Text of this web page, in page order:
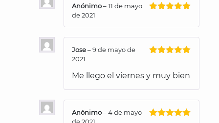
con5de 5
Anónimo–11 de mayo
de 2021
Jose–9 de mayo de
2021
Me llego el viernes y muy bien
Anónimo–4 de mayo